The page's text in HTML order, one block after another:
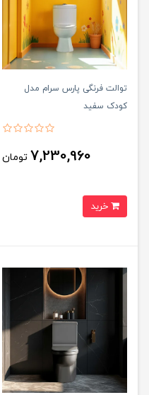
توالت فرنگی پارس سرام مدل
کودک سفید
7,230,960 تومان